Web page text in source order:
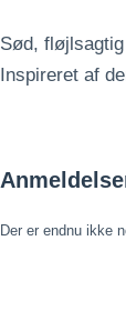
Sød,
Inspireret af
Der er endnu ikke